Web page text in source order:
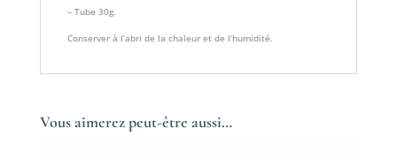
– Tube 30g.
Conserver à l’abri de la chaleur et de l’humidité.
Vous aimerez peut-être aussi…